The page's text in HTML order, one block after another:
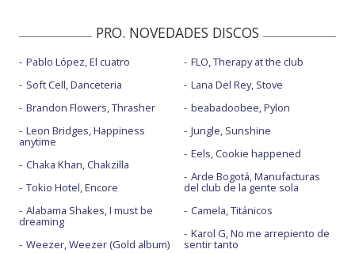
PRO. NOVEDADES DISCOS
Pablo López, El cuatro
Soft Cell, Danceteria
Brandon Flowers, Thrasher
Leon Bridges, Happiness
anytime
Chaka Khan, Chakzilla
Tokio Hotel, Encore
Alabama Shakes, I must be
dreaming
Weezer, Weezer (Gold album)
FLO, Therapy at the club
Lana Del Rey, Stove
beabadoobee, Pylon
Jungle, Sunshine
Eels, Cookie happened
Arde Bogotá, Manufacturas
del club de la gente sola
Camela, Titánicos
Karol G, No me arrepiento de
sentir tanto